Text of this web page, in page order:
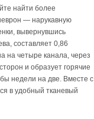
найти более
— нарукавную
вывернувшись
составляет 0,86
на четыре канала, через
и образует горячие
недели на две. Вместе с
в удобный тканевый